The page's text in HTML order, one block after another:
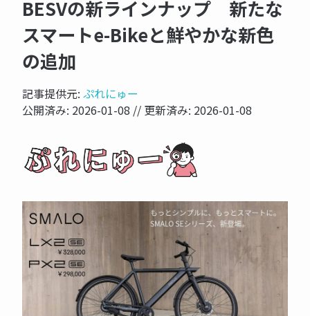
BESVの新ラインナップ 新たな
スマートe-Bikeと鮮やかな新色
の追加
記事提供元: ぷれにゅー
公開済み: 2026-01-08 // 更新済み: 2026-01-08